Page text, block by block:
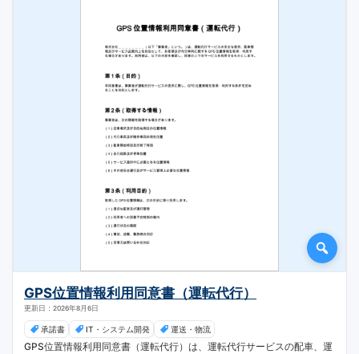
GPS位置情報利用同意書（運転代行）
更新日：2026年8月6日
承諾書 IT・システム開発 運送・物流
GPS位置情報利用同意書（運転代行）は、運転代行サービスの配車、運